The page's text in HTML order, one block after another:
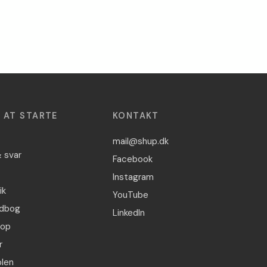
STARTE
svar
KONTAKT
mail@shup.dk
Facebook
Instagram
YouTube
LinkedIn